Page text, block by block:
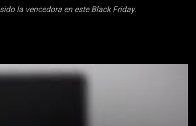
la vencedora en este Black Friday.